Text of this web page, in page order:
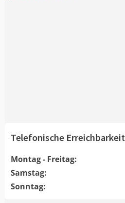
Telefonische Erreichbarkeit
Montag - Freitag:
Samstag:
Sonntag: